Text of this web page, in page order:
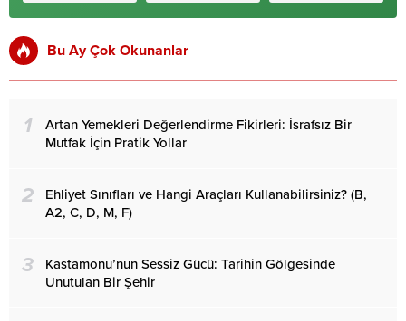
Bu Ay Çok Okunanlar
1
Artan Yemekleri Değerlendirme Fikirleri: İsrafsız Bir
Mutfak İçin Pratik Yollar
2
Ehliyet Sınıfları ve Hangi Araçları Kullanabilirsiniz? (B,
A2, C, D, M, F)
3
Kastamonu’nun Sessiz Gücü: Tarihin Gölgesinde
Unutulan Bir Şehir